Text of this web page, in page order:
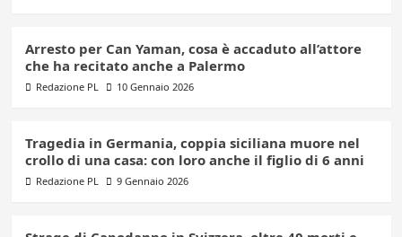
Arresto per Can Yaman, cosa è accaduto all’attore
che ha recitato anche a Palermo
Redazione PL 10 Gennaio 2026
Tragedia in Germania, coppia siciliana muore nel
crollo di una casa: con loro anche il figlio di 6 anni
Redazione PL 9 Gennaio 2026